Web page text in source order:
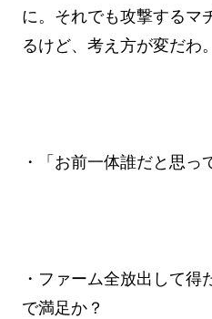
に。それでも攻撃するマ
るけど、考え方が変だわ。
・「お前一体誰だと思っ
・ファーム全放出して
で満足か？